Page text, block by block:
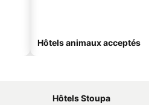
Hôtels animaux acceptés
Hôtels Stoupa